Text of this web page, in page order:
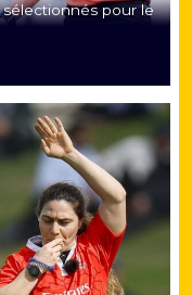
sélectionnés pour le